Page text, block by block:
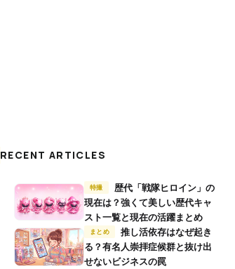
RECENT ARTICLES
特撮
現在は？強くて美しい歴代キャ
スト一覧と現在の活躍まとめ
まとめ
推し活依存はなぜ起き
る？有名人崇拝症候群と抜け出
せないビジネスの罠